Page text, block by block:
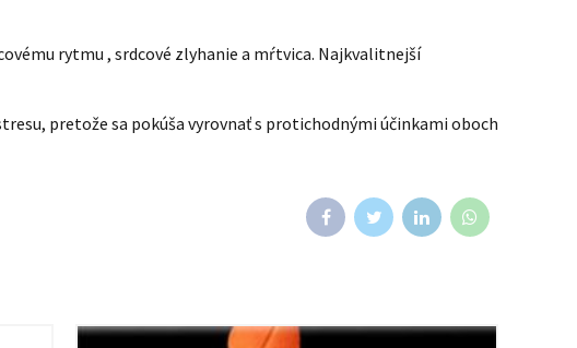
rytmu , srdcové zlyhanie a mŕtvica. Najkvalitnejší
pretože sa pokúša vyrovnať s protichodnými účinkami oboch